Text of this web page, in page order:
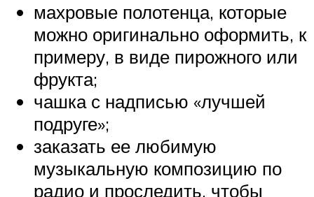
махровые полотенца, которые
можно оригинально оформить, к
примеру, в виде пирожного или
фрукта;
чашка с надписью «лучшей
подруге»;
заказать ее любимую
музыкальную композицию по
радио и проследить, чтобы